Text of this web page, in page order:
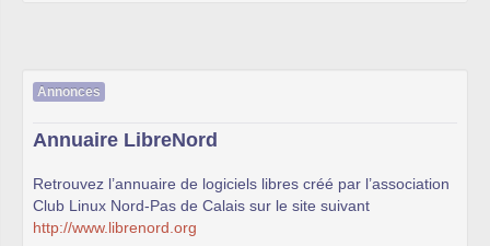
Annonces
Annuaire LibreNord
Retrouvez l’annuaire de logiciels libres créé par l’association
Club Linux Nord-Pas de Calais sur le site suivant
http://www.librenord.org